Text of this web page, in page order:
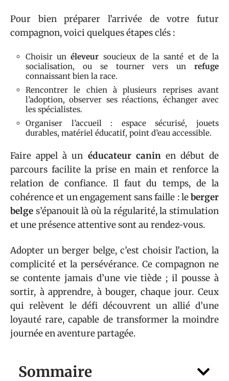
Sommaire
Pour bien préparer l’arrivée de votre futur
compagnon, voici quelques étapes clés :
Choisir unéleveur soucieux de la santé et de la
socialisation, ou se tourner vers un refuge
connaissant bien la race.
Rencontrer le chien à plusieurs reprises avant
l’adoption, observer ses réactions, échanger avec
les spécialistes.
Organiser l’accueil : espace sécurisé, jouets
durables, matériel éducatif, point d’eau accessible.
Faire appel à un éducateur caninen début de
parcours facilite la prise en main et renforce la
relation de confiance. Il faut du temps, de la
cohérence et un engagement sans faille : leberger
belge s’épanouit là où la régularité, la stimulation
et une présence attentive sont au rendez-vous.
Adopter un berger belge, c’est choisir l’action, la
complicité et la persévérance. Ce compagnon ne
se contente jamais d’une vie tiède ; il pousse à
sortir, à apprendre, à bouger, chaque jour. Ceux
qui relèvent le défi découvrent un allié d’une
loyauté rare, capable de transformer la moindre
journée en aventure partagée.